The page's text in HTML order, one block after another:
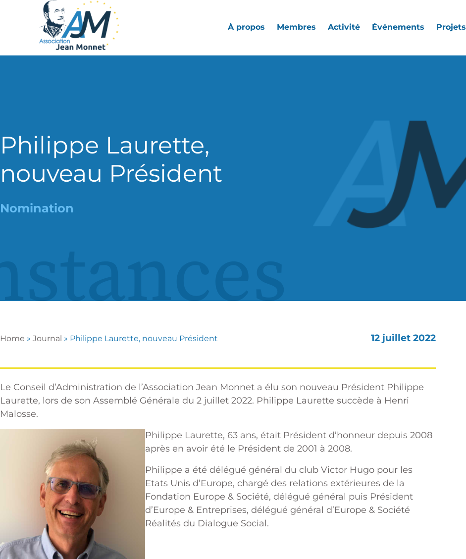
À propos Membres Activité Événements Projets
Philippe Laurette,
nouveau Président
Nomination
Home » Journal » Philippe Laurette, nouveau Président 12 juillet 2022
Le Conseil d’Administration de l’Association Jean Monnet a élu son nouveau Président Philippe
Laurette, lors de son Assemblé Générale du 2 juillet 2022. Philippe Laurette succède à Henri
Malosse.
Philippe Laurette, 63 ans, était Président d’honneur depuis 2008
après en avoir été le Président de 2001 à 2008.
Philippe a été délégué général du club Victor Hugo pour les
Etats Unis d’Europe, chargé des relations extérieures de la
Fondation Europe & Société, délégué général puis Président
d’Europe & Entreprises, délégué général d’Europe & Société
Réalités du Dialogue Social.